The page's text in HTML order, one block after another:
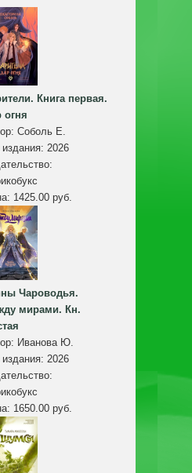
Книга первая.
огня
Соболь Е.
издания: 2026
1425.00 руб.
Чароводья.
мирами. Кн.
Иванова Ю.
издания: 2026
1650.00 руб.